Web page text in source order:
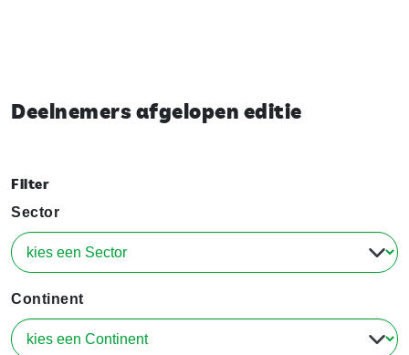
Deelnemers afgelopen editie
Filter
Sector
Continent